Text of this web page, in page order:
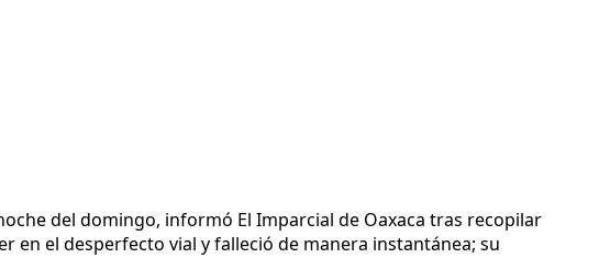
del domingo, informó El Imparcial de Oaxaca tras recopilar
en el desperfecto vial y falleció de manera instantánea; su